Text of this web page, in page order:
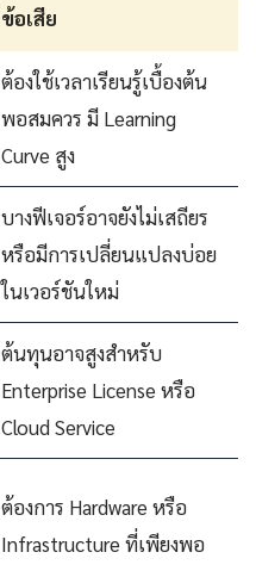
ข้อเสีย
ต้องใช้เวลาเรียนรู้เบื้องต้น
พอสมควร มี Learning
Curve สูง
บางฟีเจอร์อาจยังไม่เสถียร
หรือมีการเปลี่ยนแปลงบ่อย
ในเวอร์ชันใหม่
ต้นทุนอาจสูงสำหรับ
Enterprise License หรือ
Cloud Service
ต้องการ Hardware หรือ
Infrastructure ที่เพียงพอ